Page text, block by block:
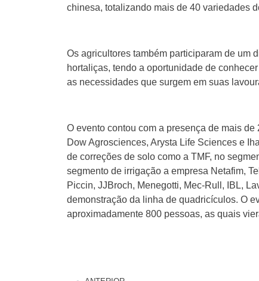
chinesa, totalizando mais de 40 variedades
Os agricultores também participaram de um
hortaliças, tendo a oportunidade de
as necessidades que surgem em suas
O evento contou com a presença de mais
Dow Agrosciences, Arysta Life Sciences e
de correções de solo como a TMF, no
segmento de irrigação a empresa Netafim,
Piccin, JJBroch, Menegotti, Mec-Rull, IBL,
demonstração da linha de quadricículos. O
aproximadamente 800 pessoas, as quais